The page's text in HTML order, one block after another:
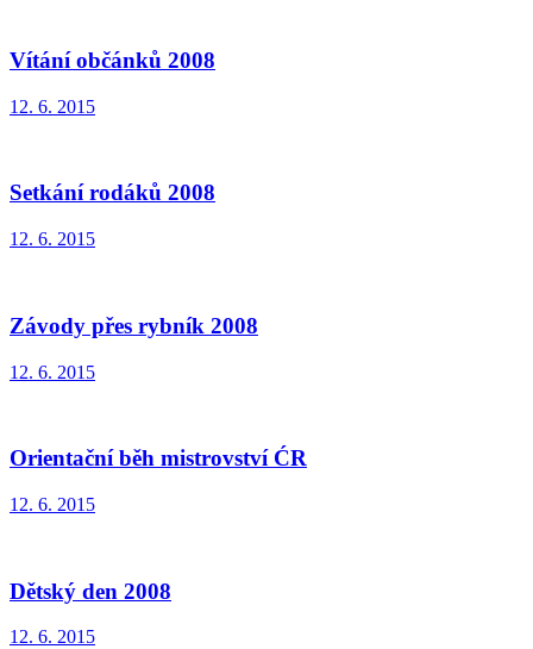
Vítání občánků 2008
12. 6. 2015
Setkání rodáků 2008
12. 6. 2015
Závody přes rybník 2008
12. 6. 2015
Orientační běh mistrovství ĆR
12. 6. 2015
Dětský den 2008
12. 6. 2015